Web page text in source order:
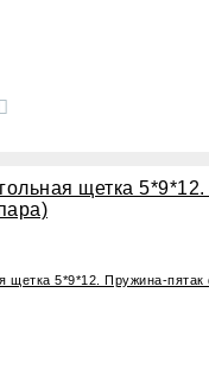
щетка 5*9*12. Пружина-пятак